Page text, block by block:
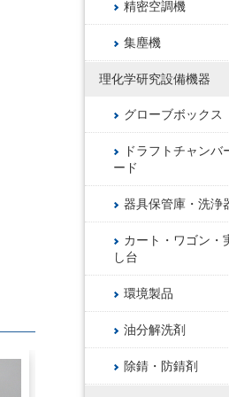
精密空調機
集塵機
理化学研究設備機器
グローブボックス
ドラフトチャンバ
ード
器具保管庫・洗浄
カート・ワゴン・
し台
環境製品
油分解洗剤
除錆・防錆剤